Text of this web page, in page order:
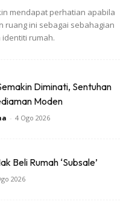
bangsa sendiri bagi
janji manis!” katanya.
mendapat perhatian apabila
ruang ini sebagai sebahagian
rumah.
Diminati, Sentuhan
Moden
- 4 Ogo 2026
Beli Rumah ‘Subsale’
2026